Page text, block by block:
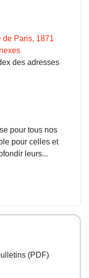
de Paris, 1871
des adresses
pour tous nos
pour celles et
leurs...
(PDF)